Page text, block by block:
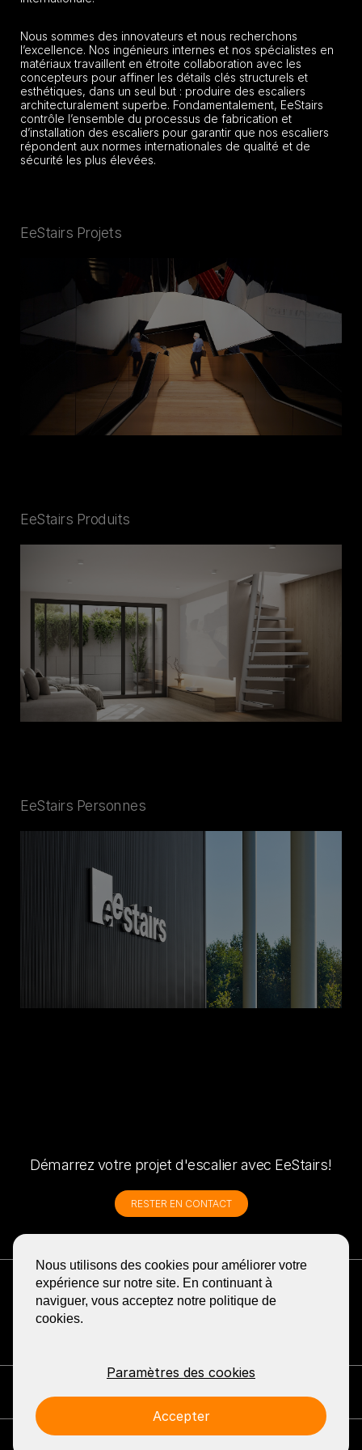
Nous sommes des innovateurs et nous recherchons
l’excellence. Nos ingénieurs internes et nos spécialistes en
matériaux travaillent en étroite collaboration avec les
concepteurs pour affiner les détails clés structurels et
esthétiques, dans un seul but : produire des escaliers
architecturalement superbe. Fondamentalement, EeStairs
contrôle l’ensemble du processus de fabrication et
d’installation des escaliers pour garantir que nos escaliers
répondent aux normes internationales de qualité et de
sécurité les plus élevées.
EeStairs Projets
EeStairs Produits
EeStairs Personnes
Démarrez votre projet d'escalier avec EeStairs!
RESTER EN CONTACT
BLOG RECEVOIR LA NEWSLETTER
FACEBOOK
PAGINA
EESTAIRS
YOUTUBE
PAGINA
EESTAIRS
LINKEDIN
PAGINA
EESTAIRS
EESTAIRS
© 2026 EeStairs. LegalPress
Nous utilisons des cookies pour améliorer votre
expérience sur notre site. En continuant à
naviguer, vous acceptez notre politique de
cookies.
Paramètres des cookies
Accepter